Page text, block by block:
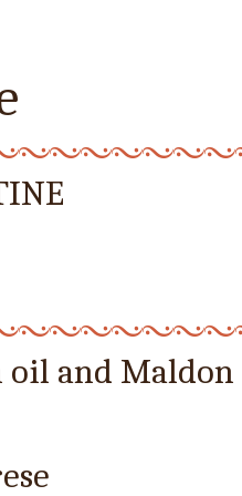
oil and Maldon